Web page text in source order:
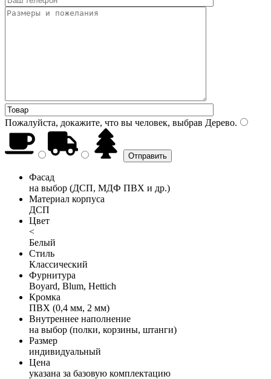
Пожалуйста, докажите, что вы человек, выбрав Дерево.
Фасад
на выбор (ДСП, МДФ ПВХ и др.)
Материал корпуса
ДСП
Цвет
<
Белый
Стиль
Классический
Фурнитура
Boyard, Blum, Hettich
Кромка
ПВХ (0,4 мм, 2 мм)
Внутреннее наполнение
на выбор (полки, корзины, штанги)
Размер
индивидуальный
Цена
указана за базовую комплектацию